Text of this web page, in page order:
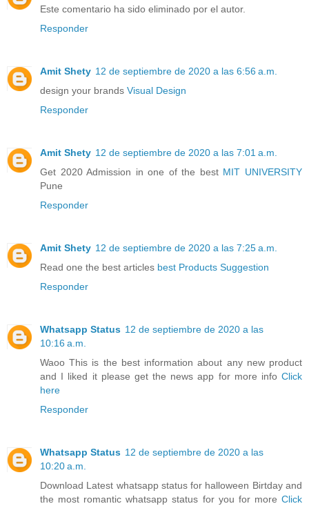
Este comentario ha sido eliminado por el autor.
Responder
Amit Shety 12 de septiembre de 2020 a las 6:56 a.m.
design your brands Visual Design
Responder
Amit Shety 12 de septiembre de 2020 a las 7:01 a.m.
Get 2020 Admission in one of the best MIT UNIVERSITY
Pune
Responder
Amit Shety 12 de septiembre de 2020 a las 7:25 a.m.
Read one the best articles best Products Suggestion
Responder
Whatsapp Status 12 de septiembre de 2020 a las
10:16 a.m.
Waoo This is the best information about any new product
and I liked it please get the news app for more info Click
here
Responder
Whatsapp Status 12 de septiembre de 2020 a las
10:20 a.m.
Download Latest whatsapp status for halloween Birtday and
the most romantic whatsapp status for you for more Click